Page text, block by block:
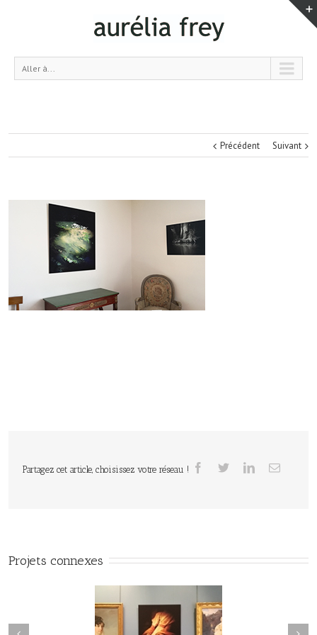
Aller à...
Précédent Suivant
Partagez cet article, choisissez votre réseau !
Projets connexes